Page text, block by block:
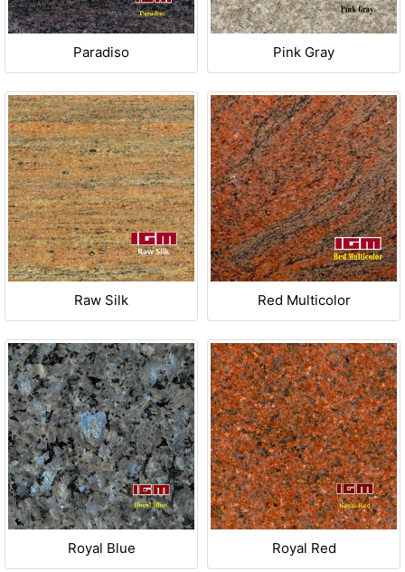
Paradiso Pink Gray
Raw Silk Red Multicolor
Royal Blue Royal Red